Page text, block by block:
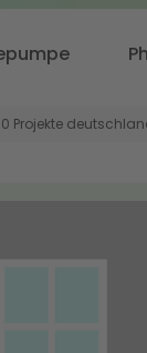
Projekte